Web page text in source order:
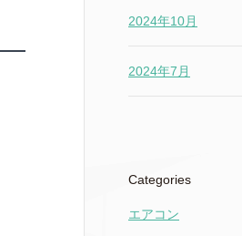
2024年10月
2024年7月
Categories
エアコン